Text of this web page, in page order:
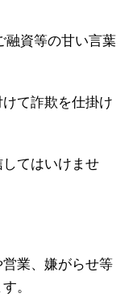
融資等の甘い言葉
て詐欺を仕掛け
てはいけませ
業、嫌がらせ等
。